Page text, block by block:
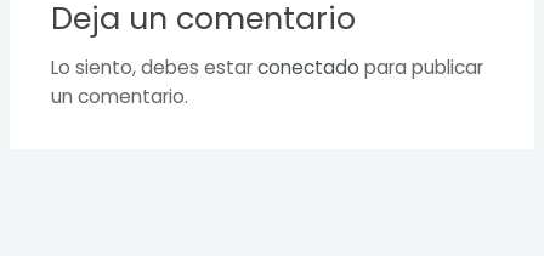
Deja un comentario
Lo siento, debes estarconectado para publicar
un comentario.